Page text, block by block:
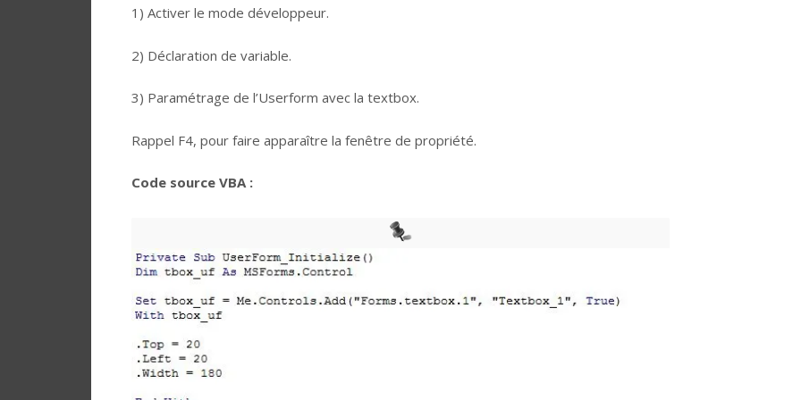
1) Activer le mode développeur.
2) Déclaration de variable.
3) Paramétrage de l’Userform avec la textbox.
Rappel F4, pour faire apparaître la fenêtre de propriété.
Code source VBA :